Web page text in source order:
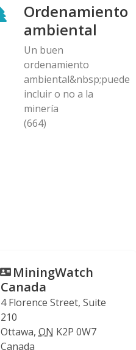
Ordenamiento
ambiental
Un buen
ordenamiento
ambiental&nbsp;puede
incluir o no a la
minería
(664)
MiningWatch
Canada
4 Florence Street, Suite
210
Ottawa, ON K2P 0W7
Canada